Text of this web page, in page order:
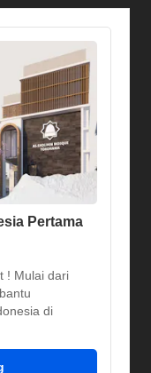
Pertama
! Mulai dari
di